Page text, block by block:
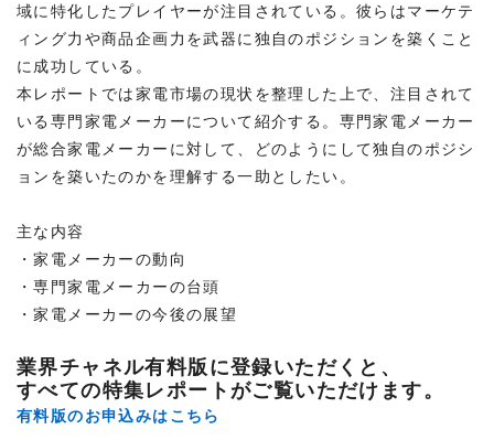
域に特化したプレイヤーが注目されている。彼らはマーケテ
ィング力や商品企画力を武器に独自のポジションを築くこと
に成功している。
本レポートでは家電市場の現状を整理した上で、注目されて
いる専門家電メーカーについて紹介する。専門家電メーカー
が総合家電メーカーに対して、どのようにして独自のポジシ
ョンを築いたのかを理解する一助としたい。
主な内容
・家電メーカーの動向
・専門家電メーカーの台頭
・家電メーカーの今後の展望
業界チャネル有料版に登録いただくと、
すべての特集レポートがご覧いただけます。
有料版のお申込みはこちら